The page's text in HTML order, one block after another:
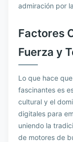
admiración por
Factores
Fuerza y
Lo que hace
fascinantes es
cultural y el
digitales para
uniendo la
de motores de